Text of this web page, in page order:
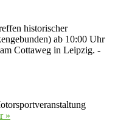
historischer
ab 10:00 Uhr
Cottaweg in Leipzig. -
»